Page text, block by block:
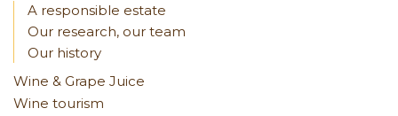
A responsible estate
Our research, our team
Our history
Wine & Grape Juice
Wine tourism